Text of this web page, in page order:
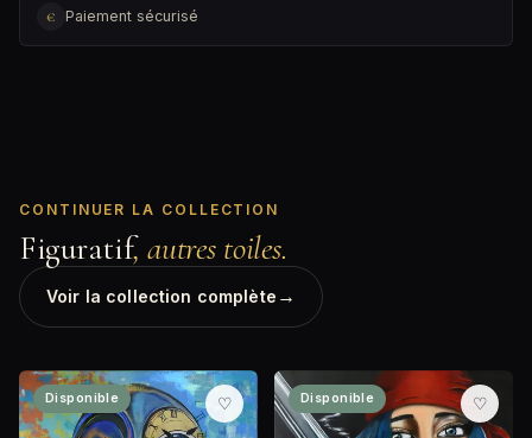
€ Paiement sécurisé
CONTINUER LA COLLECTION
Figuratif, autres toiles.
Voir la collection complète →
Disponible ♡ Disponible ♡